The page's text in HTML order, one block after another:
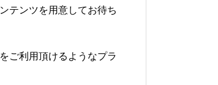
テンツを用意してお待ち
ご利用頂けるようなプラ